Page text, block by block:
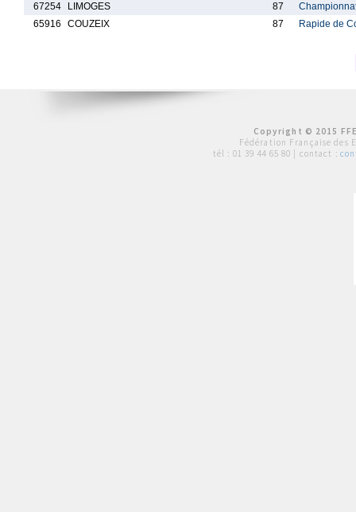
67254 LIMOGES 87
65916
COUZEIX 87 Rapide de
Copyright © 2015
Fédération Française des
tél : 01 39 44 65 80 | contact :